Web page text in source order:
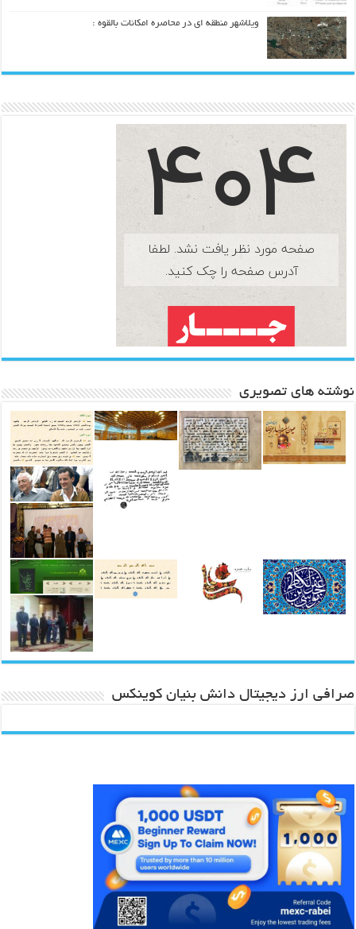
ویلاشهر منطقه ای در محاصره امکانات بالقوه :
نوشته های تصویری
صرافی ارز دیجیتال دانش بنیان کوینکس